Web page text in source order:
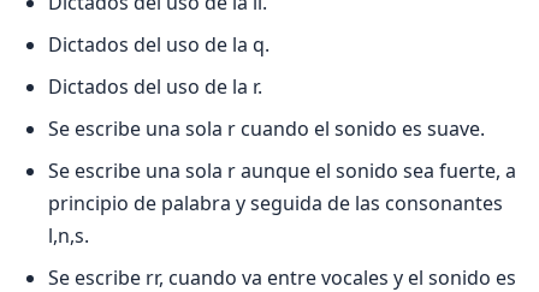
Dictados del uso de la q.
Dictados del uso de la r.
Se escribe una sola r cuando el sonido es suave.
Se escribe una sola r aunque el sonido sea fuerte, a
principio de palabra y seguida de las consonantes
l,n,s.
Se escribe rr, cuando va entre vocales y el sonido es